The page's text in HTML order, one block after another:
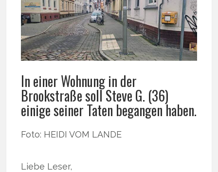
In einer Wohnung in der
Brookstraße soll Steve G. (36)
einige seiner Taten begangen haben.
Foto: HEIDI VOM LANDE
Liebe Leser,